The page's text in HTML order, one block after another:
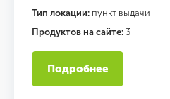
Тип локации: пункт выдачи
Продуктов на сайте: 3
Подробнее